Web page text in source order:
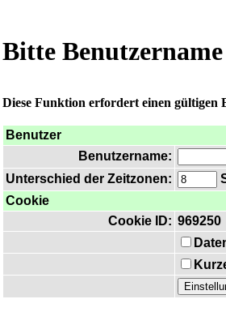
Bitte
Diese Funktion erfordert einen gültigen
Benutzer
Benutzername:
Unterschied der Zeitzonen:
Cookie
Cookie ID: 969250